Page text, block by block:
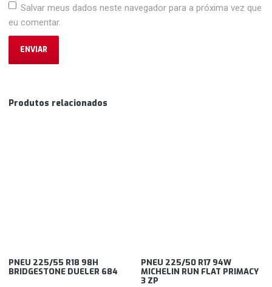
Salvar meus dados neste navegador para a próxima vez que
eu comentar.
Produtos relacionados
PNEU 225/55 R18 98H
BRIDGESTONE DUELER 684
PNEU 225/50 R17 94W
MICHELIN RUN FLAT PRIMACY
3 ZP